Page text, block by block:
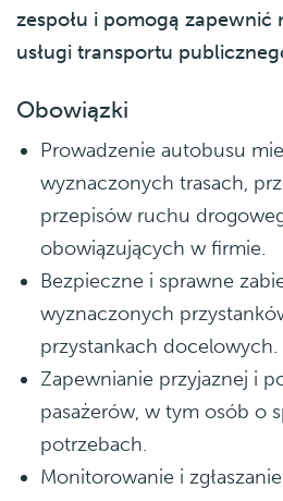
zespołu i pomogą zapewnić
usługi transportu
Obowiązki
Prowadzenie autobusu
wyznaczonych trasach,
przepisów ruchu
obowiązujących w firmie.
Bezpieczne i sprawne
wyznaczonych
przystankach docelowych.
Zapewnianie przyjaznej i
pasażerów, w tym osób o
potrzebach.
Monitorowanie i